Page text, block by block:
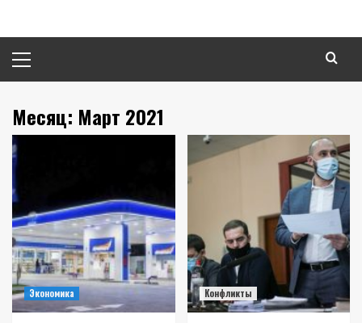
меню
Месяц: Март 2021
Экономика Конфликты